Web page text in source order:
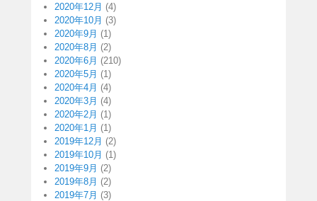
2020年12月 (4)
2020年10月 (3)
2020年9月 (1)
2020年8月 (2)
2020年6月 (210)
2020年5月 (1)
2020年4月 (4)
2020年3月 (4)
2020年2月 (1)
2020年1月 (1)
2019年12月 (2)
2019年10月 (1)
2019年9月 (2)
2019年8月 (2)
2019年7月 (3)